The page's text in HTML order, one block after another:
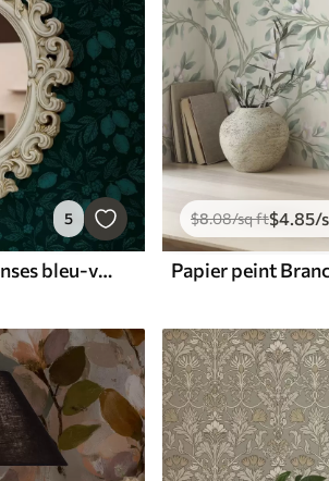
5
Papier peint Feuilles denses bleu-vert
$8.08/sq ft$4.85/